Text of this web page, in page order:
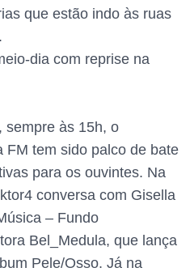
que estão indo às ruas
dia com reprise na
sempre às 15h, o
FM tem sido palco de bate
para os ouvintes. Na
conversa com Gisella
– Fundo
Bel_Medula, que lança
Pele/Osso. Já na